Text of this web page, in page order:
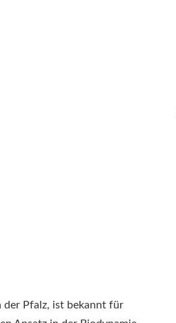
der Pfalz, ist bekannt für